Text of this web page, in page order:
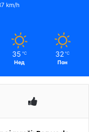
km/h
35 ℃
Нед
32 ℃
Пон